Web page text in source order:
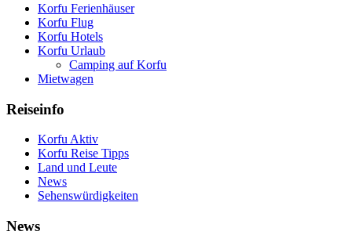
Korfu Ferienhäuser
Korfu Flug
Korfu Hotels
Korfu Urlaub
Camping auf Korfu
Mietwagen
Reiseinfo
Korfu Aktiv
Korfu Reise Tipps
Land und Leute
News
Sehenswürdigkeiten
News